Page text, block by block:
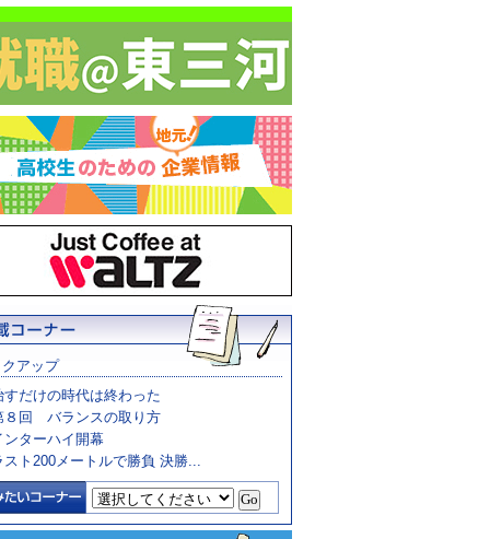
アップ
すだけの時代は終わった
８回 バランスの取り方
ンターハイ開幕
スト200メートルで勝負 決勝...